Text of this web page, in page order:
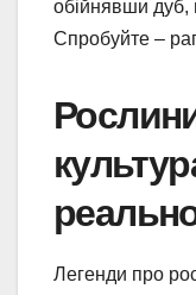
обійнявши дуб,
Спробуйте –
Легенди про